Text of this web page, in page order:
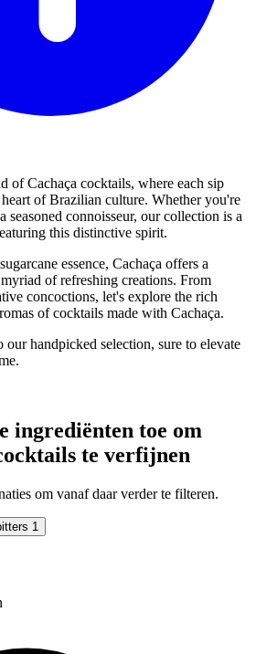
of Cachaça cocktails, where each sip
of Brazilian culture. Whether you're
seasoned connoisseur, our collection is a
this distinctive spirit.
essence, Cachaça offers a
of refreshing creations. From
concoctions, let's explore the rich
of cocktails made with Cachaça.
handpicked selection, sure to elevate
ingrediënten toe om
te verfijnen
om vanaf daar verder te filteren.
1